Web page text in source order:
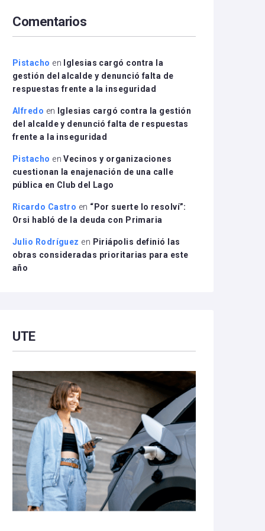
disminuir
el
Comentarios
Pistacho en
Iglesias cargó contra la
gestión del alcalde y denunció falta de
respuestas frente a la inseguridad
Alfredo en
Iglesias cargó contra la gestión
del alcalde y denunció falta de respuestas
frente a la inseguridad
Pistacho enVecinos y organizaciones
cuestionan la enajenación de una calle
pública en Club del Lago
Ricardo Castro en “Por suerte lo resolví”:
Orsi habló de la deuda con Primaria
Julio Rodríguez en Piriápolis definió las
obras consideradas prioritarias para este
año
UTE